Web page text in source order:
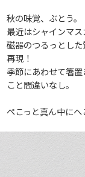
秋の味覚、ぶとう。
最近はシャインマス
磁器のつるっとし
再現！
季節にあわせて箸
こと間違いなし。
ぺこっと真ん中にへ